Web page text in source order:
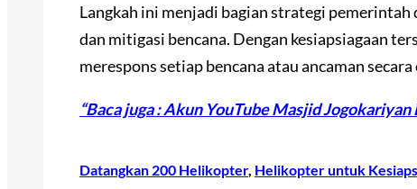
Langkah ini menjadi bagian strategi
dan mitigasi bencana. Dengan kesiapsiagaan
merespons setiap bencana atau ancaman
“Baca juga : Akun YouTube Masjid
Datangkan 200 Helikopter, Helikopter untuk